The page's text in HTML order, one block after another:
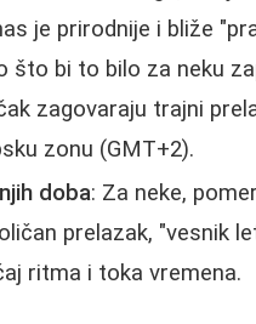
je prirodnije i bliže
što bi to bilo za neku
zagovaraju trajni
zonu (GMT+2).
doba: Za neke,
prelazak, "vesnik
ritma i toka vremena.